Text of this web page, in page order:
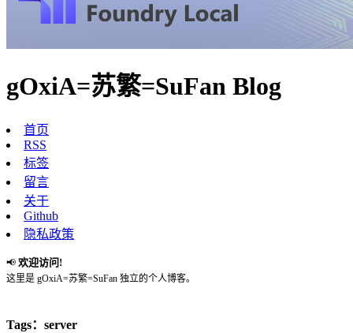
gOxiA=苏繁=SuFan Blog
首页
RSS
标签
留言
关于
Github
隐私政策
📢 欢迎访问!
这里是 gOxiA=苏繁=SuFan 独立的个人博客。
Tags：server